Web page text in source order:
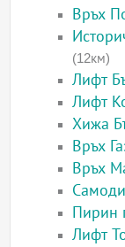
Връх
(12км)
Лифт
Лифт
Хижа
Връх
Връх
Пирин
Лифт